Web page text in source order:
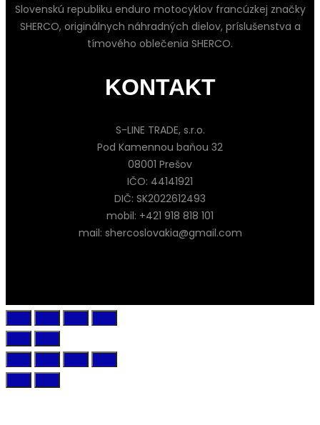
Slovenskú republiku enduro motocyklov francúzkej značky
SHERCO, originálnych náhradných dielov, príslušenstva a
tímového oblečenia SHERCO.
KONTAKT
S-LINE TRADE, s.r.o.
Pod Kamennou baňou 32
08001 Prešov
IČO: 44141921
DIČ: SK2022612493
mobil: +421 918 818 101
mail: shercoslovakia@gmail.com